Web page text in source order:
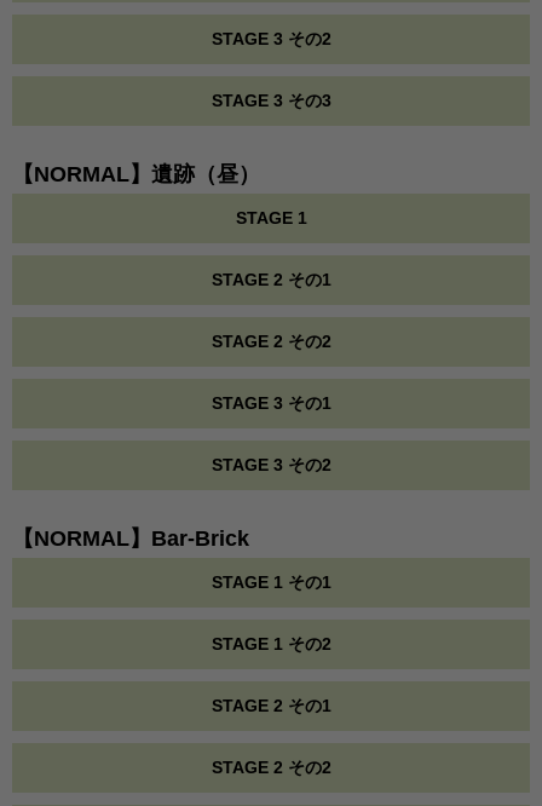
STAGE 3 その2
STAGE 3 その3
【NORMAL】遺跡（昼）
STAGE 1
STAGE 2 その1
STAGE 2 その2
STAGE 3 その1
STAGE 3 その2
【NORMAL】Bar-Brick
STAGE 1 その1
STAGE 1 その2
STAGE 2 その1
STAGE 2 その2